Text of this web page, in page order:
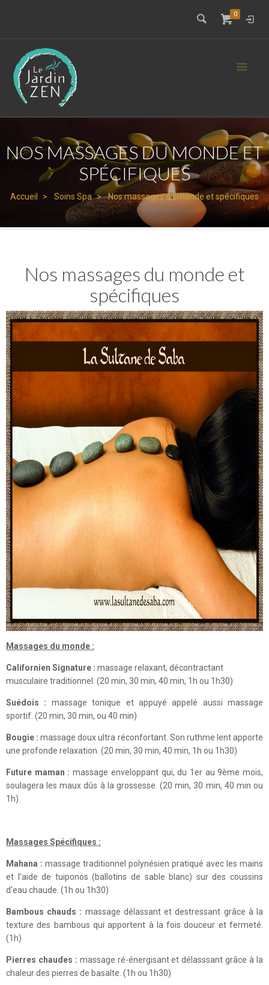
0
NOS MASSAGES DU MONDE ET
SPÉCIFIQUES
Accueil Soins Spa Nos massages du monde et spécifiques
Nos massages du monde et
spécifiques
Massages du monde :
Californien Signature : massage relaxant, décontractant
musculaire traditionnel. (20 min, 30 min, 40 min, 1h ou 1h30)
Suédois : massage tonique et appuyé appelé aussi massage
sportif. (20 min, 30 min, ou 40 min)
Bougie :massage doux ultra réconfortant. Son ruthme lent apporte
une profonde relaxation. (20 min, 30 min, 40 min, 1h ou 1h30)
Future maman :massage enveloppant qui, du 1er au 9ème mois,
soulagera les maux dûs à la grossesse. (20 min, 30 min, 40 min ou
1h)
Massages Spécifiques :
Mahana : massage traditionnel polynésien pratiqué avec les mains
et l'aide de tuiponos (ballotins de sable blanc) sur des coussins
d'eau chaude. (1h ou 1h30)
Bambous chauds : massage délassant et destressant grâce à la
texture des bambous qui apportent à la fois douceur et fermeté.
(1h)
Pierres chaudes : massage ré-énergisant et délasssant grâce à la
chaleur des pierres de basalte. (1h ou 1h30)